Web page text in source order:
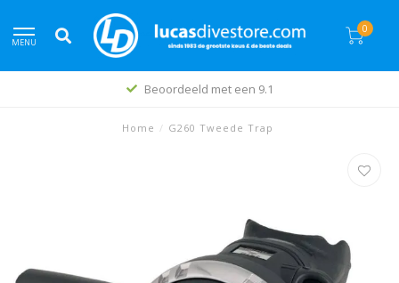
MENU
0
Beoordeeld met een 9.1
Home / G260 Tweede Trap